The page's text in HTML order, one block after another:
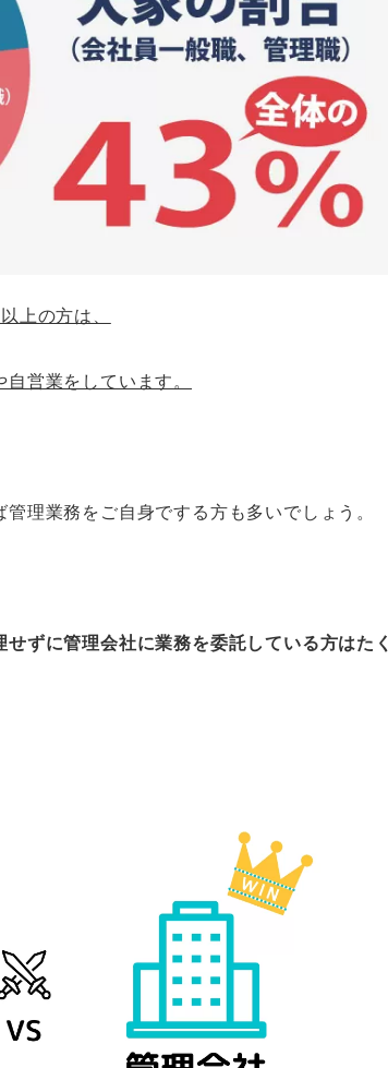
上の方は、
営業をしています。
理業務をご自身でする方も多いでしょう。
せずに管理会社に業務を委託している方はたく